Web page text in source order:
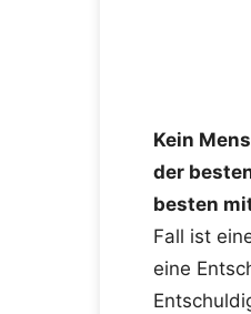
Kein
der
besten
Fall ist
eine